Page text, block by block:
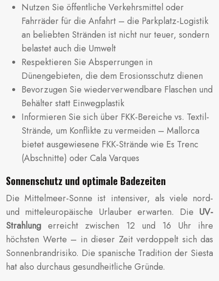
Nutzen Sie öffentliche Verkehrsmittel oder
Fahrräder für die Anfahrt – die Parkplatz-Logistik
an beliebten Stränden ist nicht nur teuer, sondern
belastet auch die Umwelt
Respektieren Sie Absperrungen in
Dünengebieten, die dem Erosionsschutz dienen
Bevorzugen Sie wiederverwendbare Flaschen und
Behälter statt Einwegplastik
Informieren Sie sich über FKK-Bereiche vs. Textil-
Strände, um Konflikte zu vermeiden – Mallorca
bietet ausgewiesene FKK-Strände wie Es Trenc
(Abschnitte) oder Cala Varques
Sonnenschutz und optimale Badezeiten
Die Mittelmeer-Sonne ist intensiver, als viele nord-
und mitteleuropäische Urlauber erwarten. Die UV-
Strahlung erreicht zwischen 12 und 16 Uhr ihre
höchsten Werte – in dieser Zeit verdoppelt sich das
Sonnenbrandrisiko. Die spanische Tradition der Siesta
hat also durchaus gesundheitliche Gründe.